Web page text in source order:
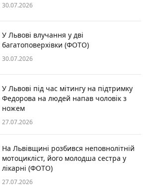
30.07.2026
У Львові влучання у дві
багатоповерхівки (ФОТО)
30.07.2026
У Львові під час мітингу на підтримку
Федорова на людей напав чоловік з
ножем
27.07.2026
На Львівщині розбився неповнолітній
мотоцикліст, його молодша сестра у
лікарні (ФОТО)
27.07.2026